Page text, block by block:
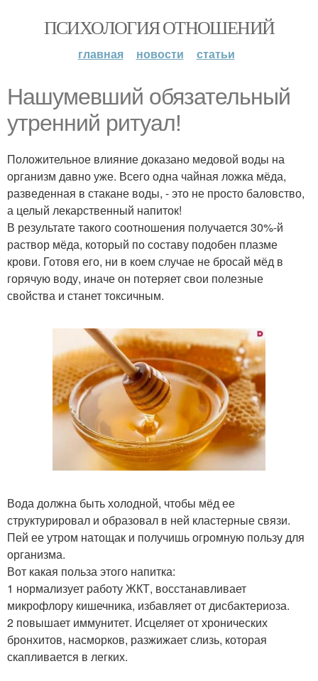
ПСИХОЛОГИЯ ОТНОШЕНИЙ
главная новости статьи
Нашумевший обязательный
утренний ритуал!
Положительное влияние доказано медовой воды на
организм давно уже. Всего одна чайная ложка мёда,
разведенная в стакане воды, - это не просто баловство,
а целый лекарственный напиток!
В результате такого соотношения получается 30%-й
раствор мёда, который по составу подобен плазме
крови. Готовя его, ни в коем случае не бросай мёд в
горячую воду, иначе он потеряет свои полезные
свойства и станет токсичным.
Вода должна быть холодной, чтобы мёд ее
структурировал и образовал в ней кластерные связи.
Пей ее утром натощак и получишь огромную пользу для
организма.
Вот какая польза этого напитка:
1 нормализует работу ЖКТ, восстанавливает
микрофлору кишечника, избавляет от дисбактериоза.
2 повышает иммунитет. Исцеляет от хронических
бронхитов, насморков, разжижает слизь, которая
скапливается в легких.